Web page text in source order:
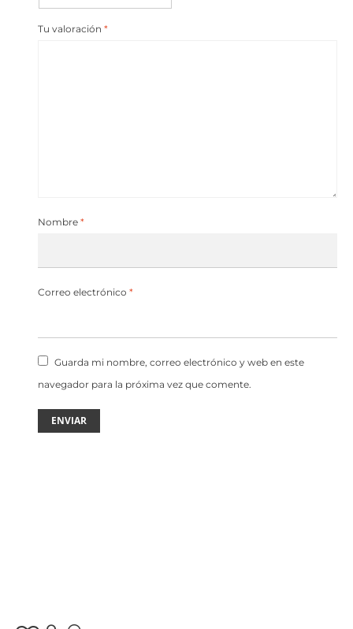
Tu valoración *
Nombre *
Correo electrónico *
Guarda mi nombre, correo electrónico y web en este
navegador para la próxima vez que comente.